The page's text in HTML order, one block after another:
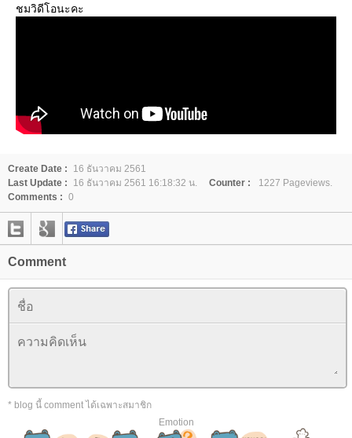
ชมวิดีโอนะคะ
Create Date :
16 ธันวาคม 2561
Last Update :
16 ธันวาคม 2561 16:18:32 น. Counter :
1227 Pageviews.
Comments : 0
Comment
* blog นี้ comment ได้เฉพาะสมาชิก
Emotion